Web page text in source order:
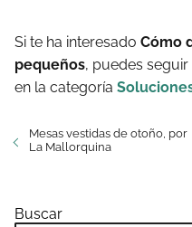
Si te ha interesado Cómo
pequeños, puedes
en la categoría
Mesas vestidas de otoño, por
La Mallorquina
Buscar